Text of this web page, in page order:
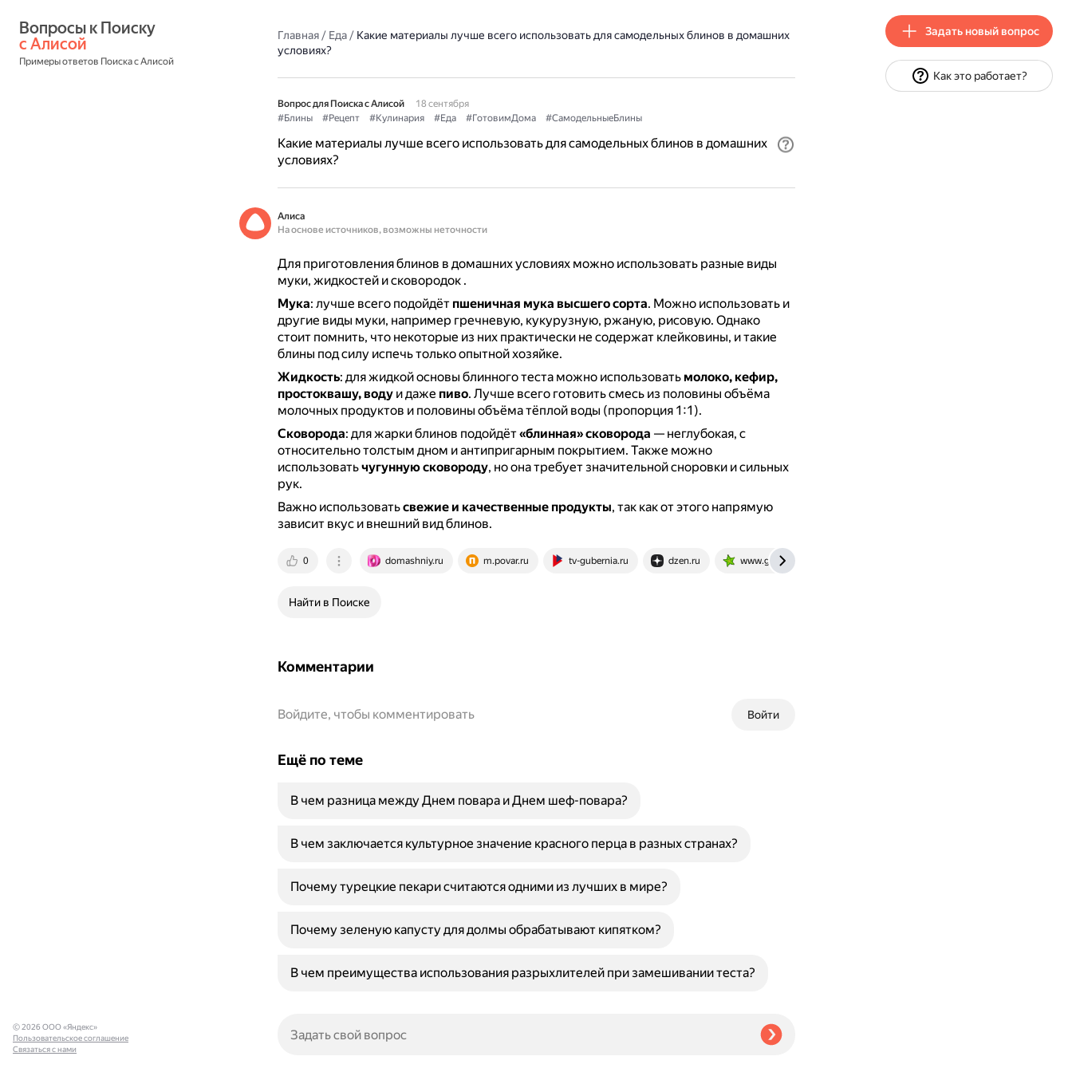
с Алисой
Примеры ответов Поиска с Алисой
Главная/ Еда/ Какие материалы лучше всего использовать для самодельных блинов в домашних
условиях?
Вопрос для Поиска с Алисой
18 сентября
#Блины
#Рецепт #Кулинария #Еда #ГотовимДома #СамодельныеБлины
Какие материалы лучше всего использовать для самодельных блинов в домашних
условиях?
Алиса
На основе источников, возможны неточности
Для приготовления блинов в домашних условиях можно использовать разные виды
муки, жидкостей и сковородок .
Мука: лучше всего подойдёт пшеничная мука высшего сорта. Можно использовать и
другие виды муки, например гречневую, кукурузную, ржаную, рисовую. Однако
стоит помнить, что некоторые из них практически не содержат клейковины, и такие
блины под силу испечь только опытной хозяйке.
Жидкость: для жидкой основы блинного теста можно использовать молоко, кефир,
простоквашу, водуи даже пиво. Лучше всего готовить смесь из половины объёма
молочных продуктов и половины объёма тёплой воды (пропорция 1:1).
Сковорода: для жарки блинов подойдёт«блинная» сковорода — неглубокая, с
относительно толстым дном и антипригарным покрытием. Также можно
использоватьчугунную сковороду, но она требует значительной сноровки и сильных
рук.
Важно использоватьсвежие и качественные продукты, так как от этого напрямую
зависит вкус и внешний вид блинов.
0 domashniy.ru m.povar.ru tv-gubernia.ru dzen.ru www.gastronom.ru
Найти в Поиске
Комментарии
Войти
Войдите, чтобы комментировать
Ещё по теме
В чем разница между Днем повара и Днем шеф-повара?
В чем заключается культурное значение красного перца в разных странах?
Почему турецкие пекари считаются одними из лучших в мире?
Почему зеленую капусту для долмы обрабатывают кипятком?
В чем преимущества использования разрыхлителей при замешивании теста?
© 2026 ООО «Яндекс»
Пользовательское соглашение
Связаться с нами
Задать новый вопрос
Как это работает?